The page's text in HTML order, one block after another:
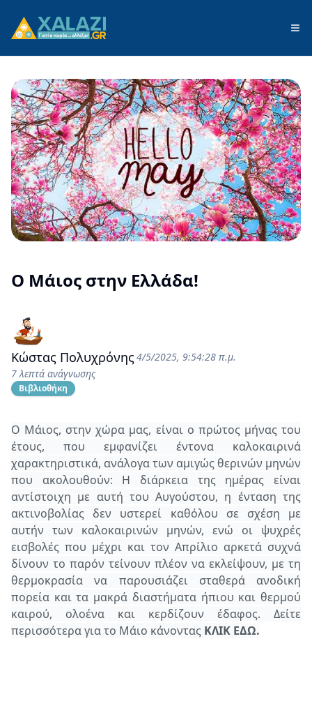
Ο Μάιος στην Ελλάδα!
Κώστας Πολυχρόνης 4/5/2025, 9:54:28 π.μ.
7 λεπτά ανάγνωσης
Βιβλιοθήκη
O Μάιος, στην χώρα μας, είναι ο πρώτος μήνας του
έτους, που εμφανίζει έντονα καλοκαιρινά
χαρακτηριστικά, ανάλογα των αμιγώς θερινών μηνών
που ακολουθούν: Η διάρκεια της ημέρας είναι
αντίστοιχη με αυτή του Αυγούστου, η ένταση της
ακτινοβολίας δεν υστερεί καθόλου σε σχέση με
αυτήν των καλοκαιρινών μηνών, ενώ οι ψυχρές
εισβολές που μέχρι και τον Απρίλιο αρκετά συχνά
δίνουν το παρόν τείνουν πλέον να εκλείψουν, με τη
θερμοκρασία να παρουσιάζει σταθερά ανοδική
πορεία και τα μακρά διαστήματα ήπιου και θερμού
καιρού, ολοένα και κερδίζουν έδαφος. Δείτε
περισσότερα για το Μάιο κάνοντας ΚΛΙΚ ΕΔΩ.